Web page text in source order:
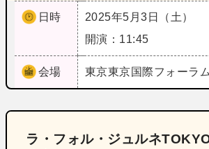
日時
2025年5月3日（土）
開演：11:45
会場 東京東京国際フォーラ
ラ・フォル・ジュルネ